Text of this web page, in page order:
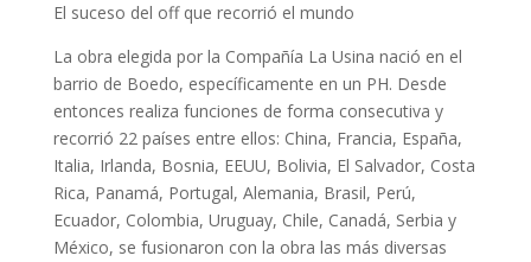
El suceso del off que recorrió el mundo
La obra elegida por la Compañía La Usina nació en el
barrio de Boedo, específicamente en un PH. Desde
entonces realiza funciones de forma consecutiva y
recorrió 22 países entre ellos: China, Francia, España,
Italia, Irlanda, Bosnia, EEUU, Bolivia, El Salvador, Costa
Rica, Panamá, Portugal, Alemania, Brasil, Perú,
Ecuador, Colombia, Uruguay, Chile, Canadá, Serbia y
México, se fusionaron con la obra las más diversas